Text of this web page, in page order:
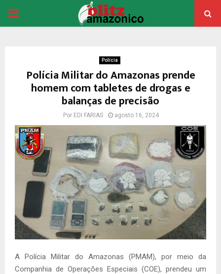
PRIMARY
Polícia
Polícia Militar do Amazonas prende
homem com tabletes de drogas e
balanças de precisão
Por EDI FARIAS agosto 16, 2024
A Polícia Militar do Amazonas (PMAM), por meio da
Companhia de Operações Especiais (COE), prendeu um